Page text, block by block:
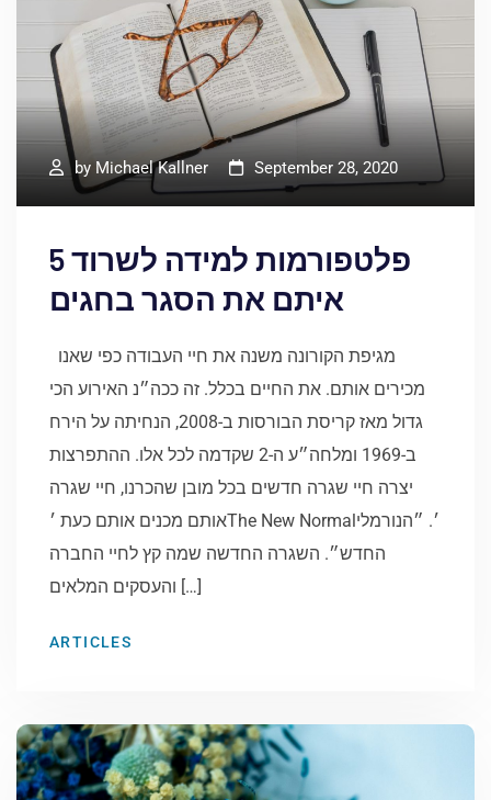
by Michael Kallner September 28, 2020
5 פלטפורמות למידה לשרוד
איתם את הסגר בחגים
מכירים אותם. את החיים בכלל. זה ככה״נ האירוע הכי
גדול מאז קריסת הבורסות ב-2008, הנחיתה על הירח
ב-1969 ומלחה״ע ה-2 שקדמה לכל אלו. ההתפרצות
יצרה חיי שגרה חדשים בכל מובן שהכרנו, חיי שגרה
אותם מכנים אותם כעת ׳The New Normal׳. ״הנורמלי
החדש״. השגרה החדשה שמה קץ לחיי החברה
והעסקים המלאים […]
ARTICLES